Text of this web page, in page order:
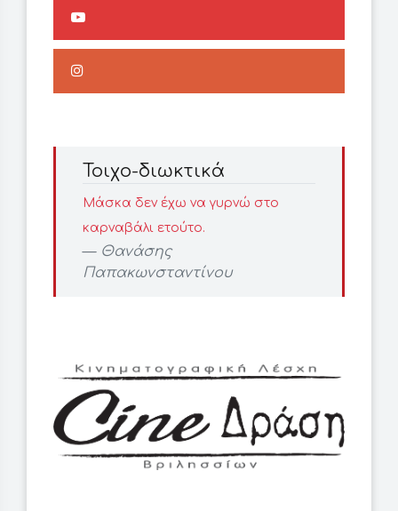
Τοιχο-διωκτικά
Μάσκα δεν έχω να γυρνώ στο
καρναβάλι ετούτο.
Θανάσης
Παπακωνσταντίνου